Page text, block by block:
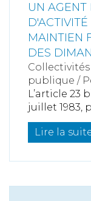
UN AGENT
MAINTIEN
DES
Collectivités
publique /
L’article 23
juillet 1983,
Lire la